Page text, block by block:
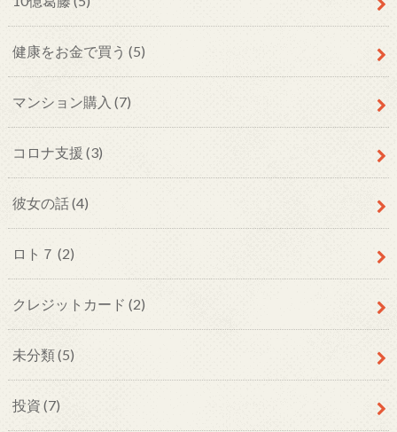
健康をお金で買う (5)
マンション購入 (7)
コロナ支援 (3)
彼女の話(4)
ロト７ (2)
クレジットカード (2)
未分類(5)
投資 (7)